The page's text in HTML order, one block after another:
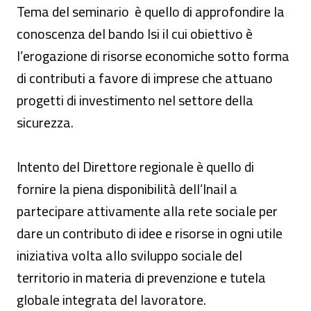
Tema del seminario è quello di approfondire la
conoscenza del bando Isi il cui obiettivo è
l’erogazione di risorse economiche sotto forma
di contributi a favore di imprese che attuano
progetti di investimento nel settore della
sicurezza.
Intento del Direttore regionale è quello di
fornire la piena disponibilità dell’Inail a
partecipare attivamente alla rete sociale per
dare un contributo di idee e risorse in ogni utile
iniziativa volta allo sviluppo sociale del
territorio in materia di prevenzione e tutela
globale integrata del lavoratore.